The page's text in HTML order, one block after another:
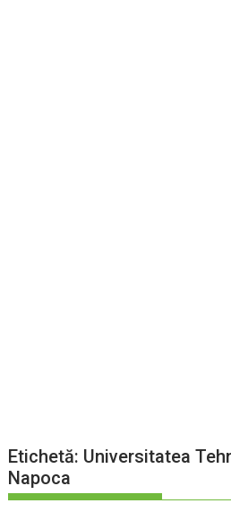
Etichetă: Universitatea
Napoca